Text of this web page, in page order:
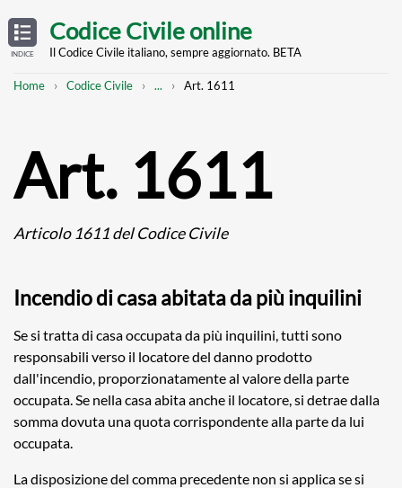
TABLE
OF
CONTENTS
INDICE
main
Codice Civile online
Il Codice Civile italiano, sempre aggiornato. BETA
Breadcrumb
Home Codice Civile
Mostra
... Art. 1611
Art. 1611
Articolo 1611 del Codice Civile
Incendio di casa abitata da più inquilini
Se si tratta di casa occupata da più inquilini, tutti sono
responsabili verso il locatore del danno prodotto
dall'incendio, proporzionatamente al valore della parte
occupata. Se nella casa abita anche il locatore, si detrae dalla
somma dovuta una quota corrispondente alla parte da lui
occupata.
La disposizione del comma precedente non si applica se si